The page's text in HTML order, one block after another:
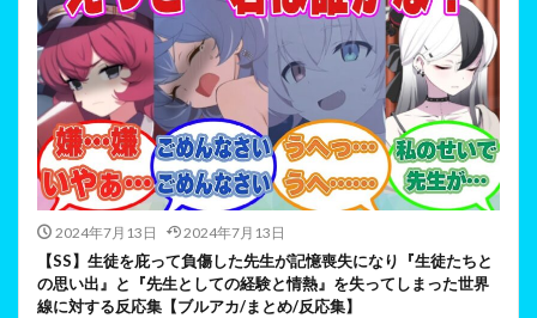
2024年7月13日 2024年7月13日
【SS】生徒を庇って負傷した先生が記憶喪失になり『生徒たちと
の思い出』と『先生としての経験と情熱』を失ってしまった世界
線に対する反応集【ブルアカ/まとめ/反応集】